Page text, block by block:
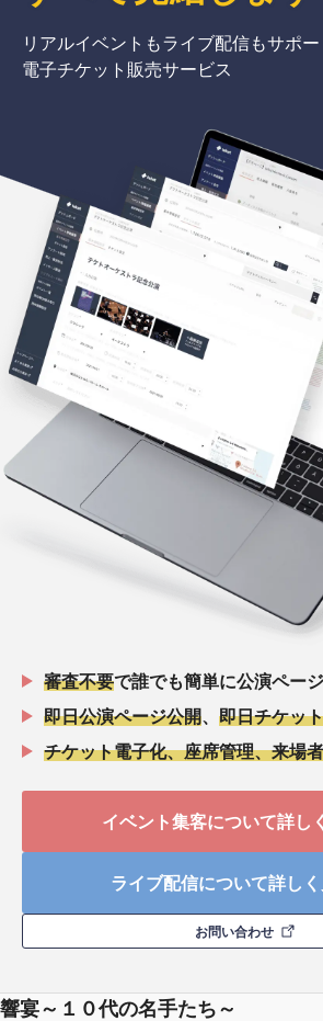
リアルイベントもライブ配信もサポー
電子チケット販売サービス
審査不要で誰でも簡単に公演ペー
即日公演ページ公開
即日チケッ
チケット電子化、座席管理、来場
イベント集客について詳し
ライブ配信について詳し
お問い合わせ
響宴～１０代の名手たち～